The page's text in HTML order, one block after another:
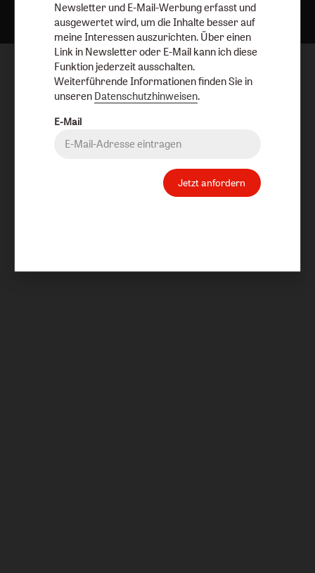
Newsletter und E-Mail-Werbung erfasst und
ausgewertet wird, um die Inhalte besser auf
meine Interessen auszurichten. Über einen
Link in Newsletter oder E-Mail kann ich diese
Funktion jederzeit ausschalten.
Weiterführende Informationen finden Sie in
unseren Datenschutzhinweisen.
E-Mail
Jetzt anfordern